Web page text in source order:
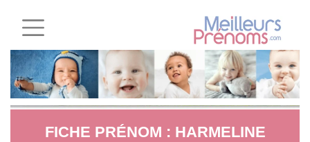
FICHE PRÉNOM : HARMELINE